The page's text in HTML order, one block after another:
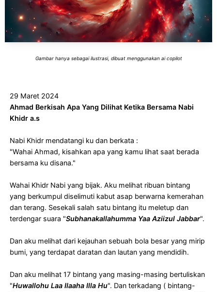
Gambar hanya sebagai ilustrasi, dibuat menggunakan ai copilot
29 Maret 2024
Ahmad Berkisah Apa Yang Dilihat Ketika Bersama Nabi
Khidr a.s
Nabi Khidr mendatangi ku dan berkata :
"Wahai Ahmad, kisahkan apa yang kamu lihat saat berada
bersama ku disana."
Wahai Khidr Nabi yang bijak. Aku melihat ribuan bintang
yang berkumpul diselimuti kabut asap berwarna kemerahan
dan terang. Sesekali salah satu bintang itu meletup dan
terdengar suara "Subhanakallahumma Yaa Aziizul Jabbar".
Dan aku melihat dari kejauhan sebuah bola besar yang mirip
bumi, yang terdapat daratan dan lautan yang mendidih.
Dan aku melihat 17 bintang yang masing-masing bertuliskan
"Huwallohu Laa Ilaaha Illa Hu". Dan terkadang ( bintang-